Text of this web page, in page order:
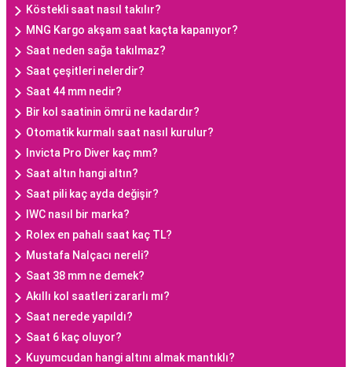
Köstekli saat nasıl takılır?
MNG Kargo akşam saat kaçta kapanıyor?
Saat neden sağa takılmaz?
Saat çeşitleri nelerdir?
Saat 44 mm nedir?
Bir kol saatinin ömrü ne kadardır?
Otomatik kurmalı saat nasıl kurulur?
Invicta Pro Diver kaç mm?
Saat altın hangi altın?
Saat pili kaç ayda değişir?
IWC nasıl bir marka?
Rolex en pahalı saat kaç TL?
Mustafa Nalçacı nereli?
Saat 38 mm ne demek?
Akıllı kol saatleri zararlı mı?
Saat nerede yapıldı?
Saat 6 kaç oluyor?
Kuyumcudan hangi altını almak mantıklı?